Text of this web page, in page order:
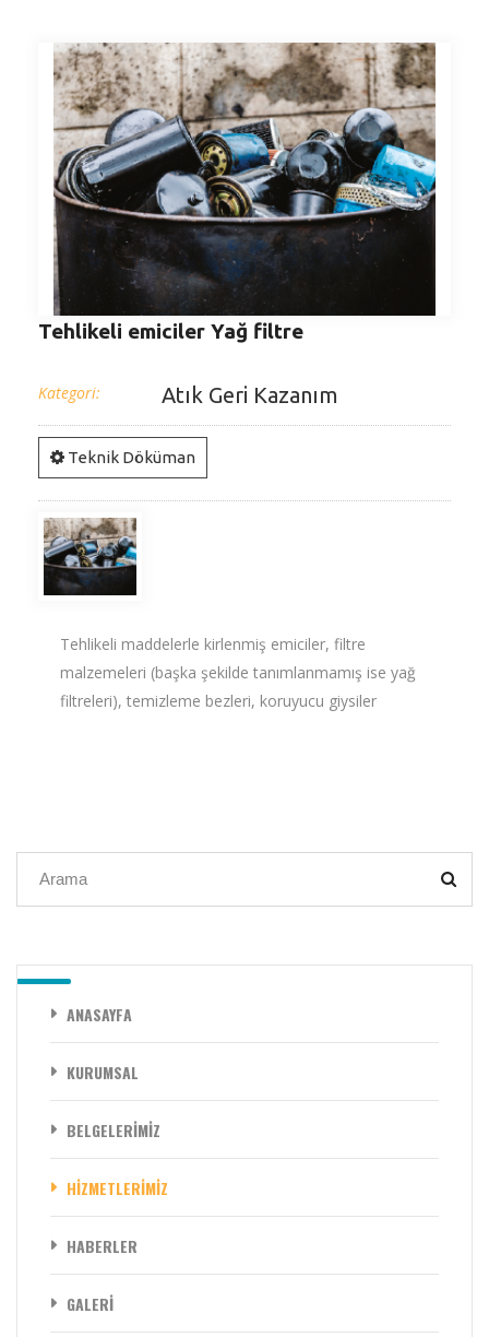
Tehlikeli emiciler Yağ filtre
Kategori: Atık Geri Kazanım
Teknik Döküman
Tehlikeli maddelerle kirlenmiş emiciler, filtre
malzemeleri (başka şekilde tanımlanmamış ise yağ
filtreleri), temizleme bezleri, koruyucu giysiler
ANASAYFA
KURUMSAL
BELGELERİMİZ
HİZMETLERİMİZ
HABERLER
GALERİ